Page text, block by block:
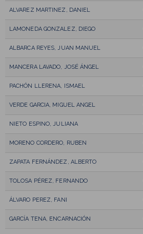
ALVAREZ MARTINEZ, DANIEL
LAMONEDA GONZALEZ, DIEGO
ALBARCA REYES, JUAN MANUEL
MANCERA LAVADO, JOSÉ ÁNGEL
PACHÓN LLERENA, ISMAEL
VERDE GARCIA, MIGUEL ANGEL
NIETO ESPINO, JULIANA
MORENO CORDERO, RUBEN
ZAPATA FERNÁNDEZ, ALBERTO
TOLOSA PÉREZ, FERNANDO
ÁLVARO PEREZ, FANI
GARCÍA TENA, ENCARNACIÓN